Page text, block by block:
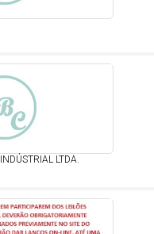
LTDA.